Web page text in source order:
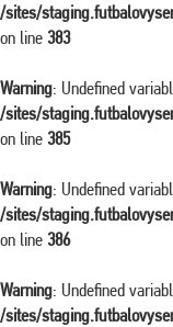
/sites/
on line 383
Warning: Undefined
/sites/
on line 385
Warning: Undefined
/sites/
on line 386
Warning: Undefined
/sites/